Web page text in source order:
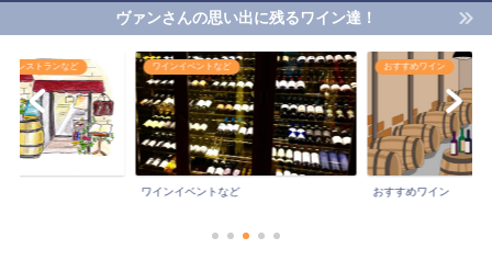
ヴァンさんの思い出に残るワイン達！
るレストランなど ワインイベントなど
ワインイベントなど
おすすめワイン
おすすめワイン